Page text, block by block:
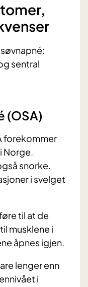
sentral
(OSA)
forekommer
Norge.
snorke.
i svelget
til at de
musklene i
åpnes igjen.
lenger enn
i